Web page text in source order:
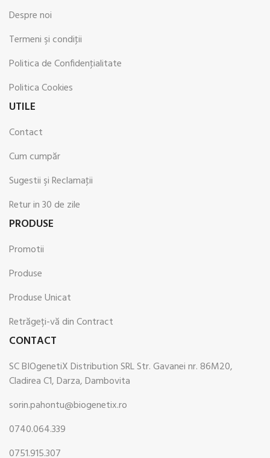
Despre noi
Termeni şi condiţii
Politica de Confidenţialitate
Politica Cookies
UTILE
Contact
Cum cumpăr
Sugestii şi Reclamaţii
Retur in 30 de zile
PRODUSE
Promotii
Produse
Produse Unicat
Retrăgeți-vă din Contract
CONTACT
SC BIOgenetiX Distribution SRL Str. Gavanei nr. 86M20,
Cladirea C1, Darza, Dambovita
sorin.pahontu@biogenetix.ro
0740.064.339
0751.915.307